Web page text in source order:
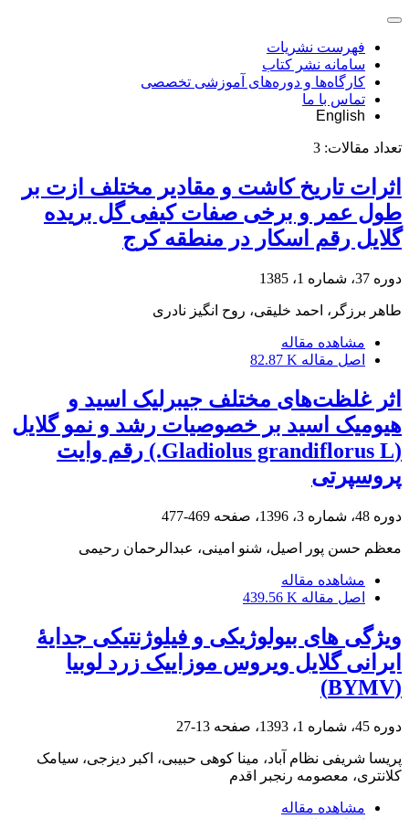
فهرست نشریات
سامانه نشر کتاب
کارگاه‌ها و دوره‌های آموزشی تخصصی
تماس با ما
English
تعداد مقالات: 3
اثرات تاریخ کاشت و مقادیر مختلف ازت بر
طول عمر و برخی صفات کیفی گل بریده
گلایل رقم اسکار در منطقه کرج
دوره 37، شماره 1، 1385
طاهر برزگر، احمد خلیقی، روح انگیز نادری
مشاهده مقاله
اصل مقاله 82.87 K
اثر غلظت‌های مختلف جیبرلیک اسید و
هیومیک اسید بر خصوصیات رشد و نمو گلایل
(Gladiolus grandiflorus L.) رقم وایت
پروسپرتی
دوره 48، شماره 3، 1396، صفحه 469-477
معظم حسن پور اصیل، شنو امینی، عبدالرحمان رحیمی
مشاهده مقاله
اصل مقاله 439.56 K
ویژگی های بیولوژیکی و فیلوژنتیکی جدایۀ
ایرانی گلایل ویروس موزاییک زرد لوبیا
(BYMV)
دوره 45، شماره 1، 1393، صفحه 13-27
پریسا شریفی نظام آباد، مینا کوهی حبیبی، اکبر دیزجی، سیامک
کلانتری، معصومه رنجبر اقدم
مشاهده مقاله